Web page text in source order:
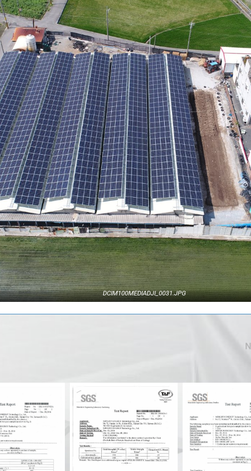
DCIM100MEDIADJI_0031.JPG